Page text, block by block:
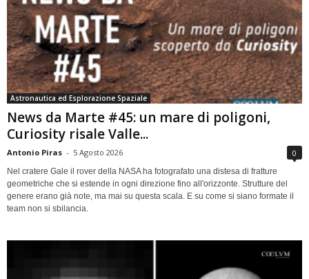
Astronautica ed Esplorazione Spaziale
News da Marte #45: un mare di poligoni,
Curiosity risale Valle...
Antonio Piras - 5 Agosto 2026 0
Nel cratere Gale il rover della NASA ha fotografato una distesa di fratture
geometriche che si estende in ogni direzione fino all'orizzonte. Strutture del
genere erano già note, ma mai su questa scala. E su come si siano formate il
team non si sbilancia.